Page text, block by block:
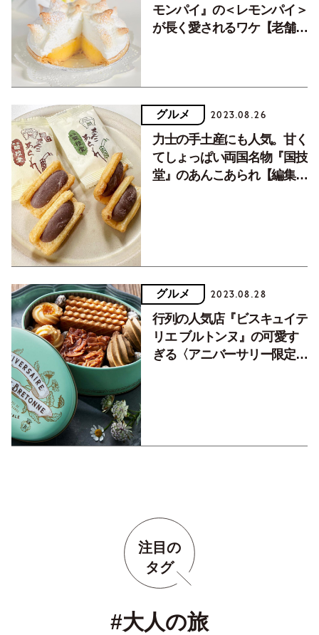
モンパイ』の＜レモンパイ＞
が長く愛されるワケ【老舗探
グルメ 2023.08.26
力士の手土産にも人気。甘く
てしょっぱい両国名物『国技
堂』のあんこあられ【編集部
グルメ 2023.08.28
行列の人気店『ビスキュイテ
リエ ブルトンヌ』の可愛す
ぎる〈アニバーサリー限定ク
注目の
タグ
#大人の旅